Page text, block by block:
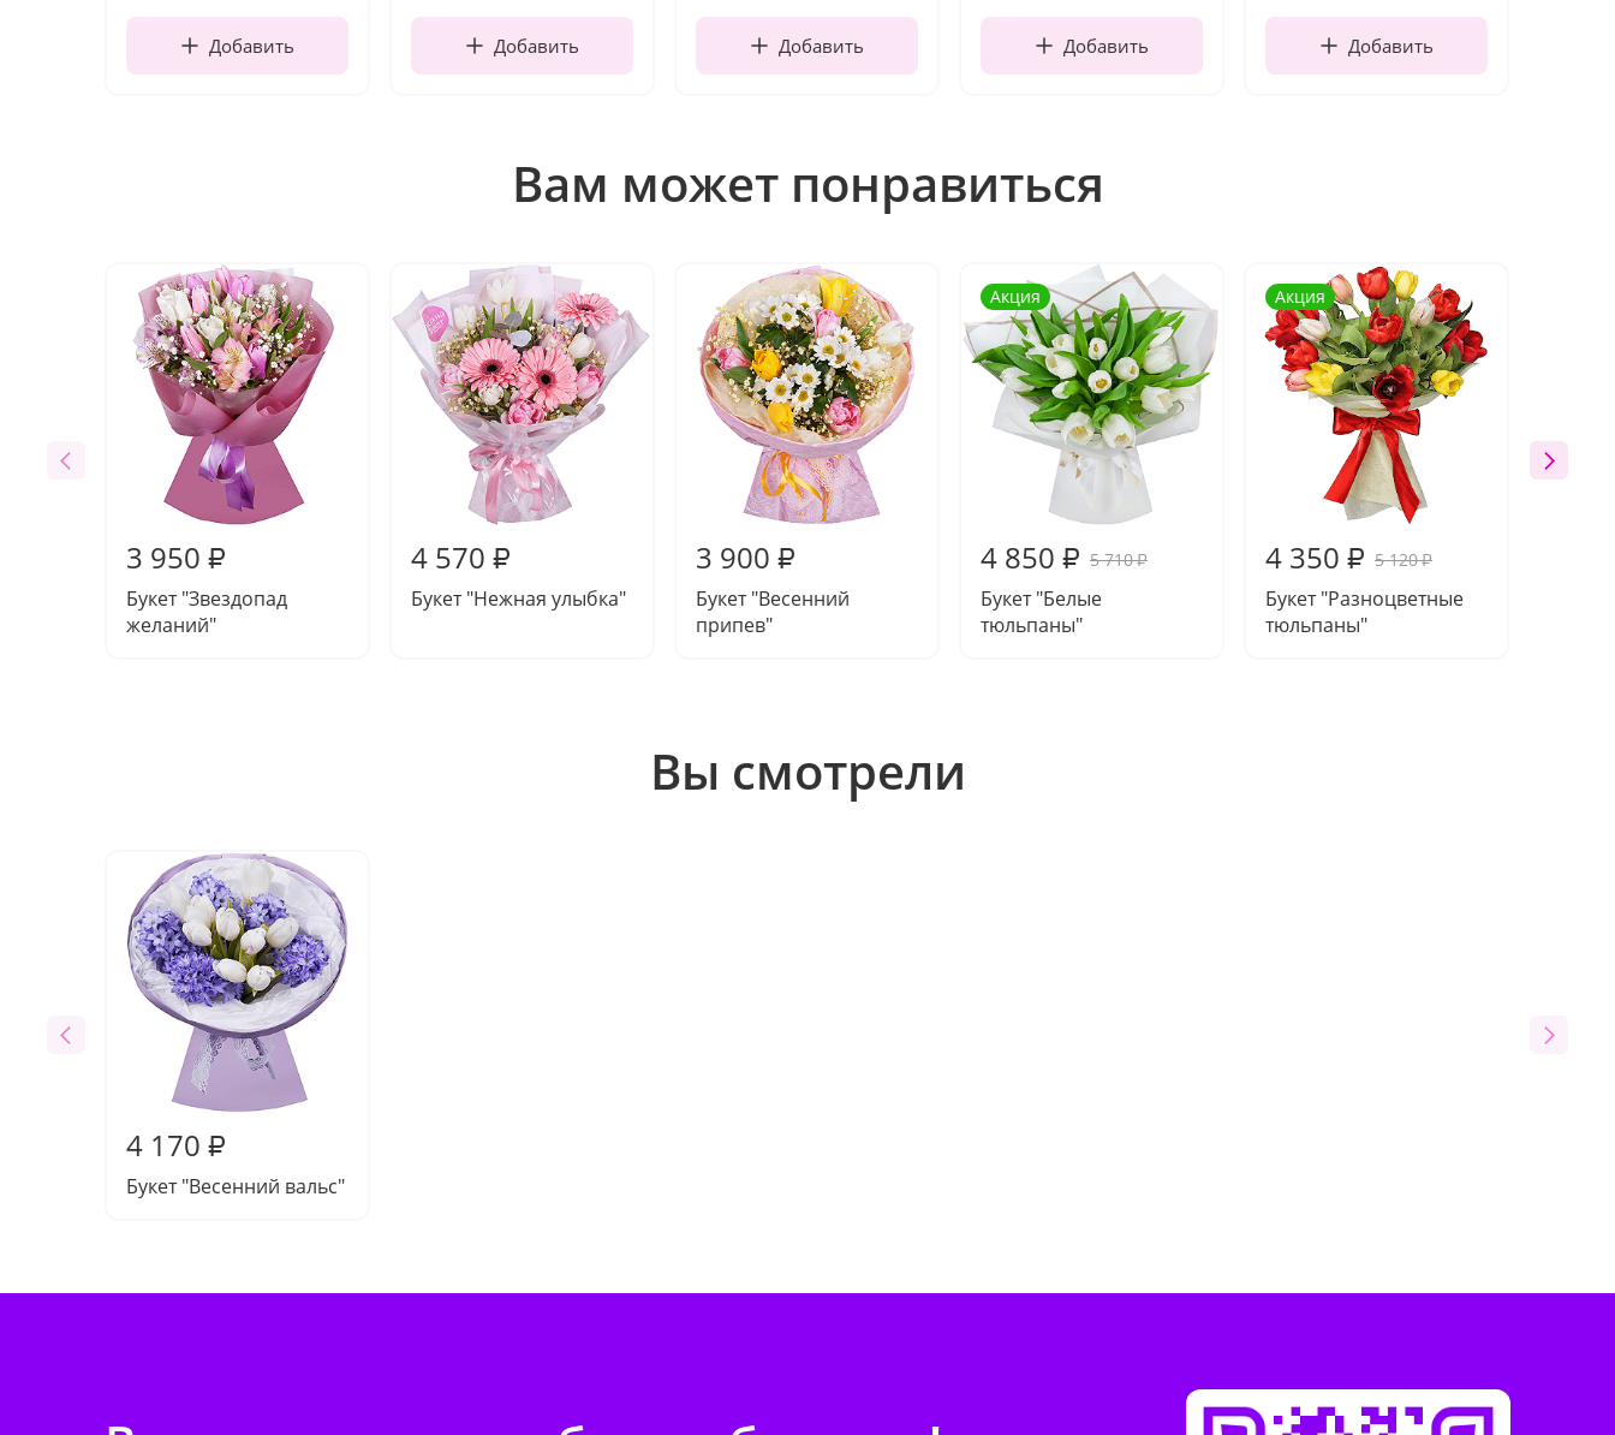
Добавить Добавить Добавить Добавить Добавить
Вам может понравиться
3 950 ₽
Букет "Звездопад
желаний"
4 570 ₽
Букет "Нежная улыбка"
3 900 ₽
Букет "Весенний
припев"
Акция
4 850 ₽ 5 710₽
Букет "Белые
тюльпаны"
Акция
4 350 ₽ 5 120₽
Букет "Разноцветные
тюльпаны"
Вы смотрели
4 170 ₽
Букет "Весенний вальс"